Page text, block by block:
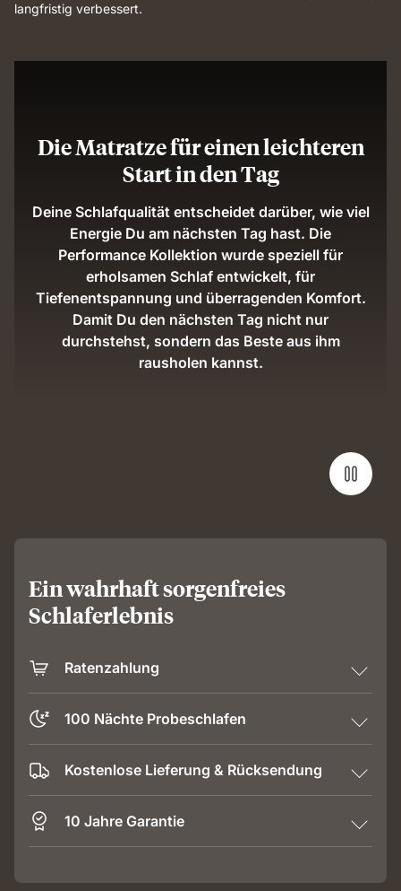
langfristig verbessert.
Die Matratze für einen leichteren
Start in den Tag
Deine Schlafqualität entscheidet darüber, wie viel
Energie Du am nächsten Tag hast. Die
Performance Kollektion wurde speziell für
erholsamen Schlaf entwickelt, für
Tiefenentspannung und überragenden Komfort.
Damit Du den nächsten Tag nicht nur
durchstehst, sondern das Beste aus ihm
rausholen kannst.
Ein wahrhaft sorgenfreies
Schlaferlebnis
Ratenzahlung
100 Nächte Probeschlafen
Kostenlose Lieferung & Rücksendung
10 Jahre Garantie